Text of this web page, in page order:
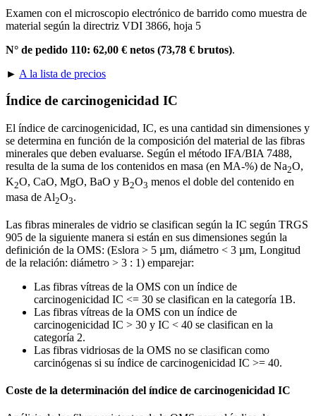
Examen con el microscopio electrónico de barrido como muestra de
material según la directriz VDI 3866, hoja 5
N° de pedido 110: 62,00 € netos (73,78 € brutos).
► A la lista de precios
Índice de carcinogenicidad IC
El índice de carcinogenicidad, IC, es una cantidad sin dimensiones y
se determina en función de la composición del material de las fibras
minerales que deben evaluarse. Según el método IFA/BIA 7488,
resulta de la suma de los contenidos en masa (en MA-%) de Na2O,
K2O, CaO, MgO, BaO y B2O3 menos el doble del contenido en
masa de Al2O3.
Las fibras minerales de vidrio se clasifican según la IC según TRGS
905 de la siguiente manera si están en sus dimensiones según la
definición de la OMS: (Eslora > 5 µm, diámetro < 3 µm, Longitud
de la relación: diámetro > 3 : 1) emparejar:
Las fibras vítreas de la OMS con un índice de
carcinogenicidad IC <= 30 se clasifican en la categoría 1B.
Las fibras vítreas de la OMS con un índice de
carcinogenicidad IC > 30 y IC < 40 se clasifican en la
categoría 2.
Las fibras vidriosas de la OMS no se clasifican como
carcinógenas si su índice de carcinogenicidad IC >= 40.
Coste de la determinación del índice de carcinogenicidad IC